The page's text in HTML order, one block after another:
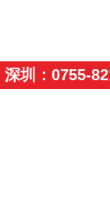
深圳：